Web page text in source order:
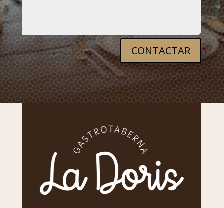
CONTACTAR